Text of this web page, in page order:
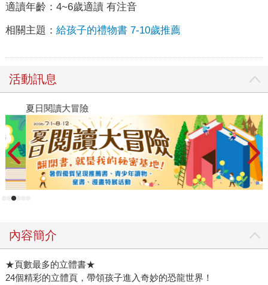
適讀年齡： 4~6歲適讀 有注音
相關主題： 給孩子的禮物書 7-10歲推薦
活動訊息
夏日閱讀大冒險
內容簡介
★頁數最多的立體書★
24個精彩的立體頁，帶領孩子進入奇妙的恐龍世界！